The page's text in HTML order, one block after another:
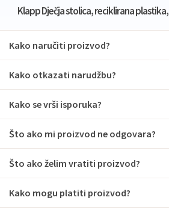
Klapp Dječja stolica, reciklirana
Kako naručiti proizvod?
Kako otkazati narudžbu?
Kako se vrši isporuka?
Što ako mi proizvod ne odgovara?
Što ako želim vratiti proizvod?
Kako mogu platiti proizvod?